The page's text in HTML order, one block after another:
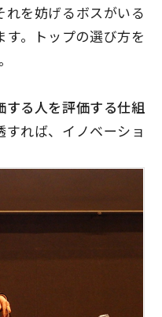
を妨げるボスがいる
す。トップの選び方を
する人を評価する仕組
れば、イノベーショ